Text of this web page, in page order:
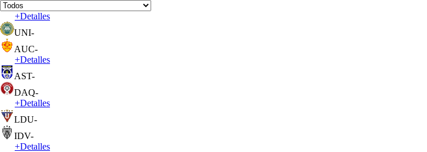
+Detalles
UNI-
AUC-
+Detalles
AST-
DAQ-
+Detalles
LDU-
IDV-
+Detalles